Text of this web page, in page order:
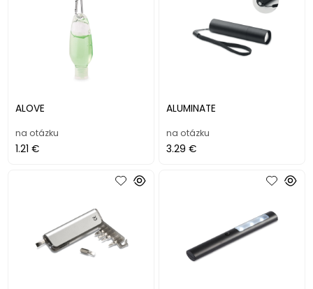
ALOVE
na otázku
1.21 €
ALUMINATE
na otázku
3.29 €